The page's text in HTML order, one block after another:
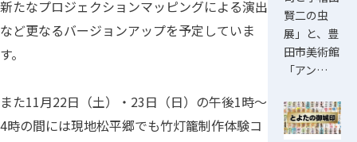
今回は、昨年に続き中京大学とのコラボ企画や
新たなプロジェクションマッピングによる演出
など更なるバージョンアップを予定していま
また11月22日（土）・23日（日）の午後1時～
館「養老孟
司と小檜山
賢二の虫
展」と、豊
「アン…